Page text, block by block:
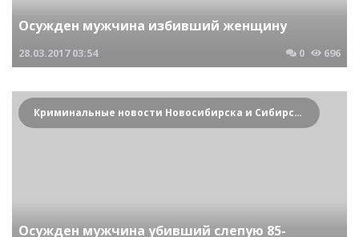
Осужден мужчина избивший женщину
28.03.2017 03:54 0 696
Криминальные новости Новосибирска и Сибирского региона
Осужден мужчина убивший слепую 85-